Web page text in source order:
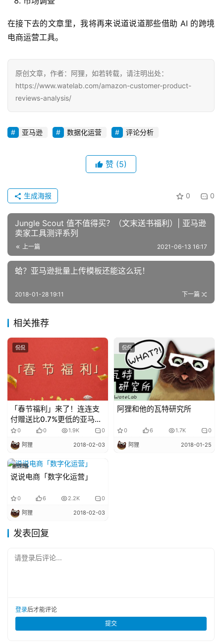
在接下去的文章里，我将再来说道说道那些借助 AI 的跨境
电商运营工具。
原创文章，作者：阿狸，如若转载，请注明出处：
https://www.watelab.com/amazon-customer-product-
reviews-analysis/
亚马逊 数据化运营 评论分析
赞 (5)
0 0
生成海报
Jungle Scout 值不值得买？（文末送书福利）| 亚马逊
卖家工具测评系列
上一篇 2021-06-13 16:17
蛤？亚马逊批量上传模板还能这么玩！
下一篇
2018-01-28 19:11
相关推荐
侃侃
「春节福利」来了！连连支
付赠送比0.7%更低的亚马逊
提现费率！
0 0 1.9K 0
阿狸 2018-02-03
侃侃
阿狸和他的瓦特研究所
0 6 1.7K 0
阿狸 2018-01-25
侃侃
说说电商「数字化运营」
0 6 2.2K 0
阿狸 2018-02-03
发表回复
请登录后评论...
登录后才能评论
提交